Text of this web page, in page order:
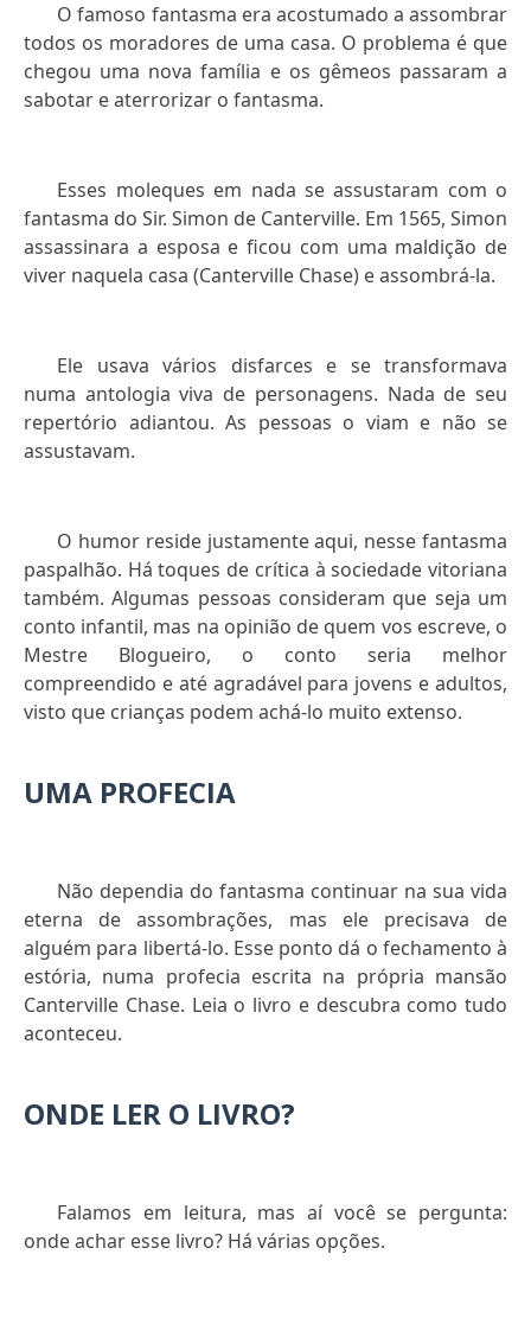
O famoso fantasma era acostumado a assombrar
todos os moradores de uma casa. O problema é que
chegou uma nova família e os gêmeos passaram a
sabotar e aterrorizar o fantasma.
Esses moleques em nada se assustaram com o
fantasma do Sir. Simon de Canterville. Em 1565, Simon
assassinara a esposa e ficou com uma maldição de
viver naquela casa (Canterville Chase) e assombrá-la.
Ele usava vários disfarces e se transformava
numa antologia viva de personagens. Nada de seu
repertório adiantou. As pessoas o viam e não se
assustavam.
O humor reside justamente aqui, nesse fantasma
paspalhão. Há toques de crítica à sociedade vitoriana
também. Algumas pessoas consideram que seja um
conto infantil, mas na opinião de quem vos escreve, o
Mestre Blogueiro, o conto seria melhor
compreendido e até agradável para jovens e adultos,
visto que crianças podem achá-lo muito extenso.
UMA PROFECIA
Não dependia do fantasma continuar na sua vida
eterna de assombrações, mas ele precisava de
alguém para libertá-lo. Esse ponto dá o fechamento à
estória, numa profecia escrita na própria mansão
Canterville Chase. Leia o livro e descubra como tudo
aconteceu.
ONDE LER O LIVRO?
Falamos em leitura, mas aí você se pergunta:
onde achar esse livro? Há várias opções.